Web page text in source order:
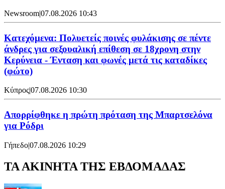
Newsroom|07.08.2026 10:43
Κατεχόμενα: Πολυετείς ποινές φυλάκισης σε πέντε
άνδρες για σεξουαλική επίθεση σε 18χρονη στην
Κερύνεια - Ένταση και φωνές μετά τις καταδίκες
(φώτο)
Κύπρος|07.08.2026 10:30
Απορρίφθηκε η πρώτη πρόταση της Μπαρτσελόνα
για Ρόδρι
Γήπεδο|07.08.2026 10:29
ΤΑ ΑΚΙΝΗΤΑ ΤΗΣ ΕΒΔΟΜΑΔΑΣ